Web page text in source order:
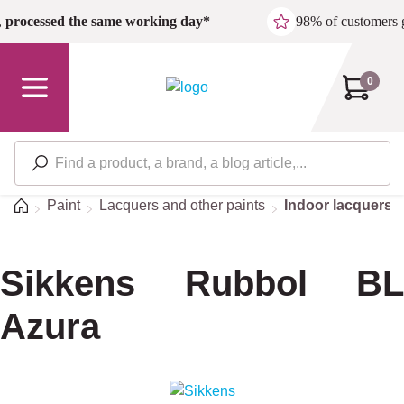
Skip to main content
processed the same working day* 98% of customers
0
HomePaint Lacquers and other paints Indoor lacquers
Sikkens Rubbol BL
Azura